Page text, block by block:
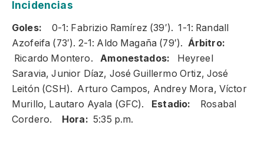
Incidencias
Goles:
0-1: Fabrizio Ramírez (39′). 1-1: Randall
Azofeifa (73′). 2-1: Aldo Magaña (79′). Árbitro:
Ricardo Montero.Amonestados: Heyreel
Saravia, Junior Díaz, José Guillermo Ortiz, José
Leitón (CSH). Arturo Campos, Andrey Mora, Víctor
Murillo, Lautaro Ayala (GFC). Estadio:
Rosabal
Cordero.
Hora: 5:35 p.m.